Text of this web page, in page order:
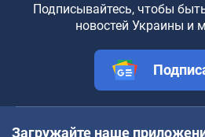
Подписывайтесь, чтобы
новостей Украины и
Загружайте наше